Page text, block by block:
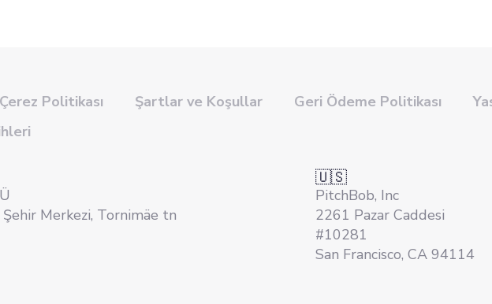
Çerez Politikası Şartlar ve Koşullar Geri Ödeme Politikası
Merkezi, Tornimäe tn
🇺🇸
PitchBob, Inc
2261 Pazar Caddesi
#10281
San Francisco, CA 94114